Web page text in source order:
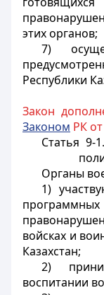
этих органов;
7)
Республики
Закон
Законом РК
Статья 9-
Органы
1)
войсках и
Казахстан;
2)
воспитании